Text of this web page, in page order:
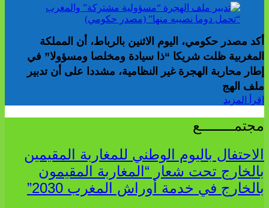
أكد مصدر حكومي، اليوم الاثنين بالرباط، أن المملكة
المغربية ظلت شريكا “ذا سيادة ومخلصا ومسؤولا” في
إطار محاربة الهجرة غير النظامية، مشددا على أن تدبير
ملف الهج
إقرأ المزيد
مجتمــــــــع
الاحتفال باليوم الوطني للمغاربة المقيمين
بالخارج تحت شعار “المغاربة المقيمون
بالخارج في خدمة أوراش المغرب 2030”